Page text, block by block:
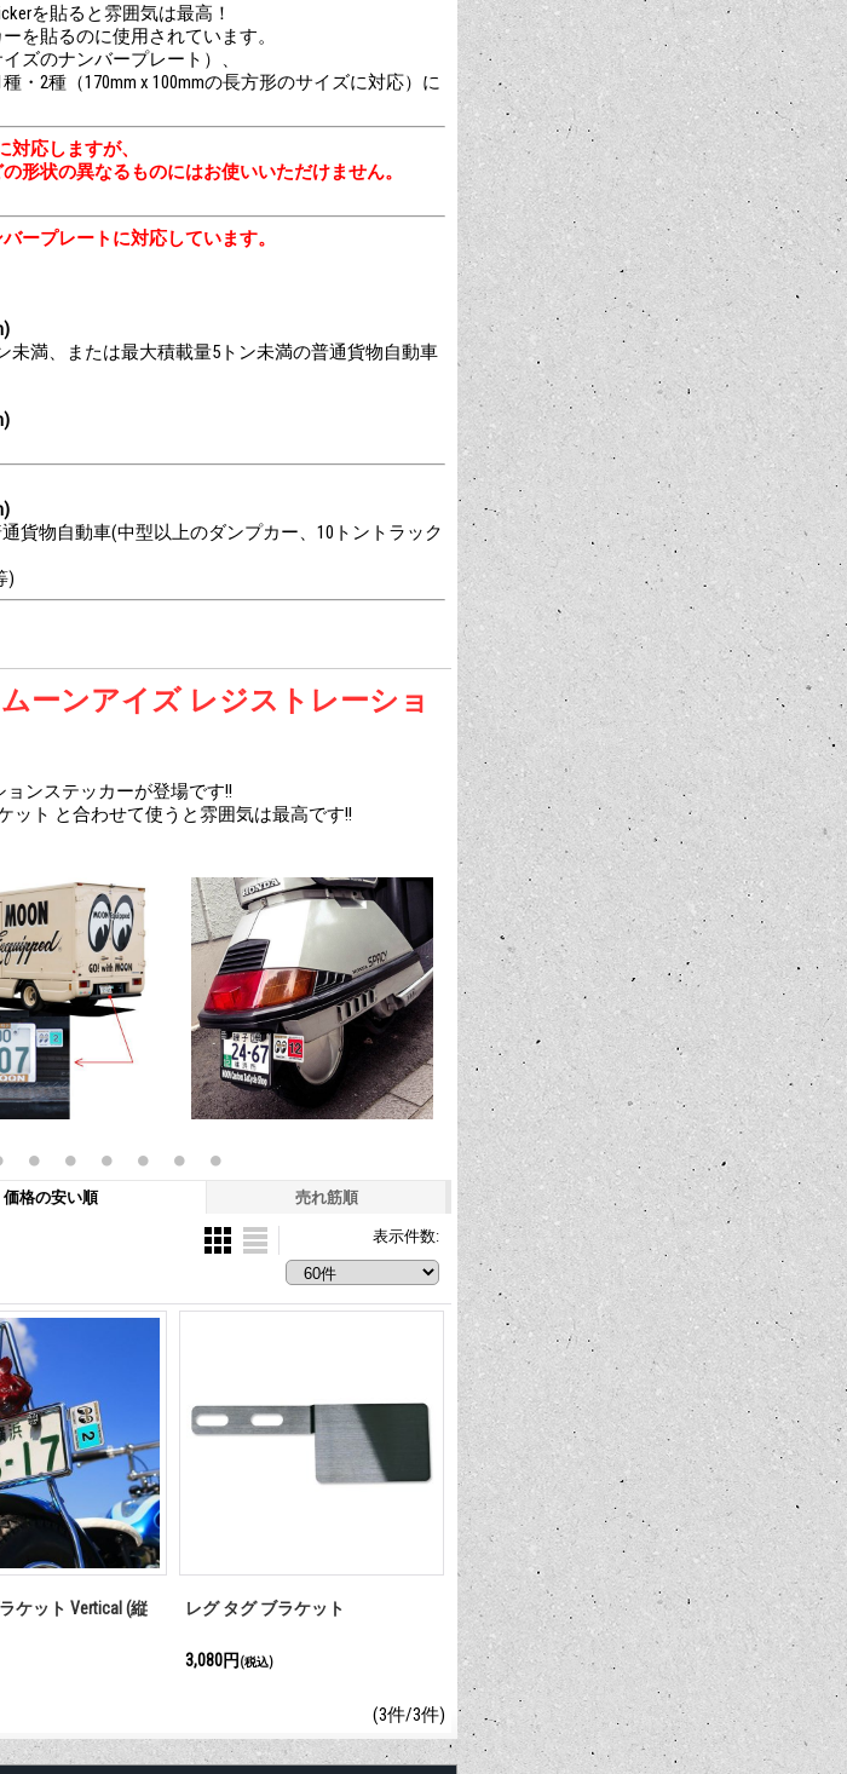
を貼ると雰囲気は最高！
を貼るのに使用されています。
ズのナンバープレート）、
・2種（170mm x 100mmの長方形のサイズに対応）に
対応しますが、
形状の異なるものにはお使いいただけません。
ープレートに対応しています。
未満、または最大積載量5トン未満の普通貨物自動車
貨物自動車(中型以上のダンプカー、10トントラック
)
ムーンアイズ レジストレーショ
ンステッカーが登場です!!
ット と合わせて使うと雰囲気は最高です!!
価格の安い順 売れ筋順
表示件数:
ケット Vertical (縦
レグ タグ ブラケット
3,080円 (税込)
(3件/3件)